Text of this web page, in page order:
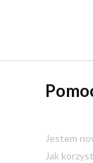
Jestem
Jak